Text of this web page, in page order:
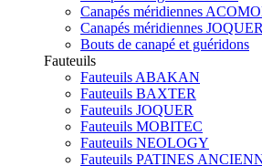
Canapés méridiennes
Canapés méridiennes JOQUER
Bouts de canapé et guéridons
Fauteuils
Fauteuils ABAKAN
Fauteuils BAXTER
Fauteuils JOQUER
Fauteuils MOBITEC
Fauteuils NEOLOGY
Fauteuils PATINES